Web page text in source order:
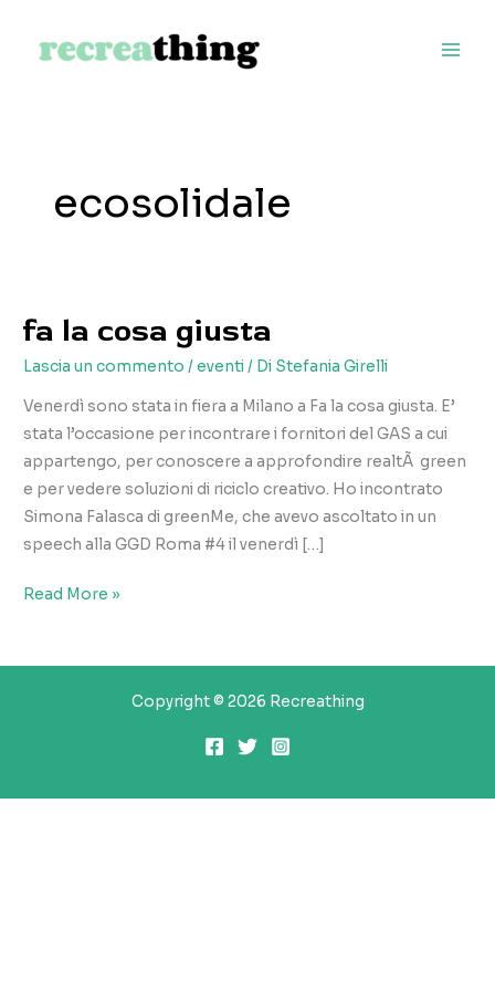
ecosolidale
fa la cosa giusta
Lascia un commento /eventi/ Di Stefania Girelli
Venerdì sono stata in fiera a Milano a Fa la cosa giusta. E’
stata l’occasione per incontrare i fornitori del GAS a cui
appartengo, per conoscere a approfondire realtÃ green
e per vedere soluzioni di riciclo creativo. Ho incontrato
Simona Falasca di greenMe, che avevo ascoltato in un
speech alla GGD Roma #4 il venerdì […]
fa
Read More »
Copyright © 2026 Recreathing